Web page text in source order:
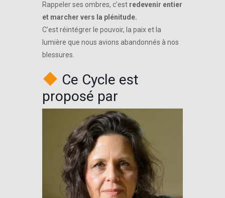
Rappeler ses ombres, c’est redevenir entier
et marcher vers la plénitude.
C’est réintégrer le pouvoir, la paix et la
lumière que nous avions abandonnés à nos
blessures.
Ce Cycle est
proposé par